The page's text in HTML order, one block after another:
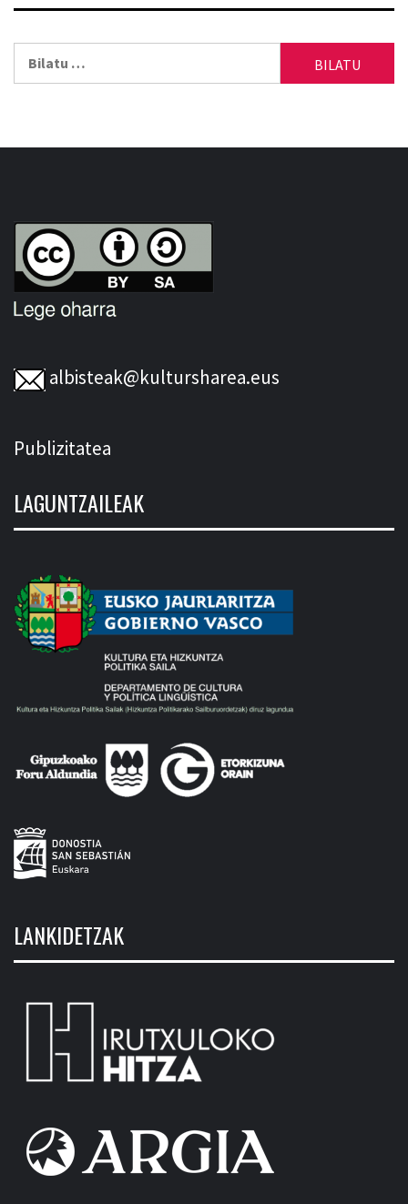
albisteak@kultursharea.eus
Publizitatea
LAGUNTZAILEAK
LANKIDETZAK